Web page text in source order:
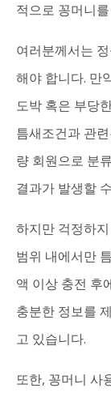
적으로 꽁머니
여러분께서는
해야 합니다. 만
도박 혹은 부당
틈새조건과 관
량 회원으로 분
결과가 발생할
하지만 걱정하
범위 내에서만
액 이상 충전 후
충분한 정보를
고 있습니다.
또한, 꽁머니 사